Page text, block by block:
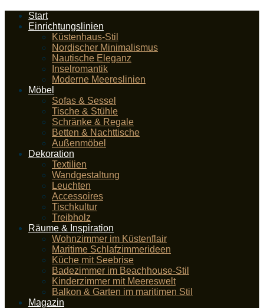
Start
Einrichtungslinien
Küstenhaus-Stil
Nordischer Minimalismus
Nautische Eleganz
Inselromantik
Moderne Meereslinien
Möbel
Sofas & Sessel
Tische & Stühle
Schränke & Regale
Betten & Nachttische
Außenmöbel
Dekoration
Textilien
Wandgestaltung
Leuchten
Accessoires
Tischkultur
Treibholz
Räume & Inspiration
Wohnzimmer im Küstenflair
Maritime Schlafzimmerideen
Küche mit Seebrise
Badezimmer im Beachhouse-Stil
Kinderzimmer mit Meereswelt
Balkon & Garten im maritimen Stil
Magazin